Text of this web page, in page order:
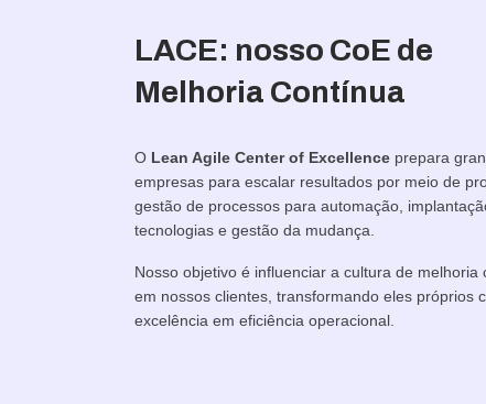
LACE: nosso CoE de
Melhoria Contínua
O Lean Agile Center of Excellence prepara
empresas para escalar resultados por meio de
gestão de processos para automação,
tecnologias e gestão da mudança.
Nosso objetivo é influenciar a cultura de melhoria
em nossos clientes, transformando eles próprios
excelência em eficiência operacional.